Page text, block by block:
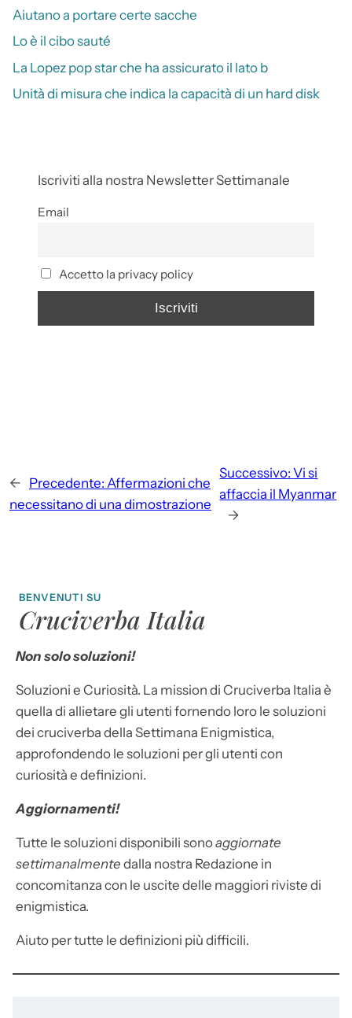
Aiutano a portare certe sacche
Lo è il cibo sauté
La Lopez pop star che ha assicurato il lato b
Unità di misura che indica la capacità di un hard disk
Iscriviti alla nostra Newsletter Settimanale
Email
Accetto la privacy policy
← Precedente: Affermazioni che
necessitano di una dimostrazione
Successivo: Vi si
affaccia il Myanmar
→
BENVENUTI SU
Cruciverba Italia
Non solo soluzioni!
Soluzioni e Curiosità. La mission di Cruciverba Italia è
quella di allietare gli utenti fornendo loro le soluzioni
dei cruciverba della Settimana Enigmistica,
approfondendo le soluzioni per gli utenti con
curiosità e definizioni.
Aggiornamenti!
Tutte le soluzioni disponibili sonoaggiornate
settimanalmente dalla nostra Redazione in
concomitanza con le uscite delle maggiori riviste di
enigmistica.
Aiuto per tutte le definizioni più difficili.